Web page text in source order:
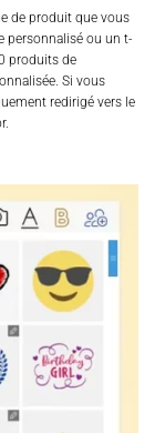
de produit que vous
personnalisé ou un t-
produits de
Si vous
redirigé vers le